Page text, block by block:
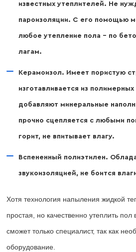
известных утеплителей. Не
пароизоляции. С его помощью
любое утепление пола – по
лагам.
Керамоизол. Имеет пористую
изготавливается из
добавляют минеральные
прочно сцепляется с любыми
горит, не впитывает влагу.
Вспененный полиэтилен.
звукоизоляцией, не боится
Хотя технология напыления жидкой
простая, но качественно утеплить
сможет только специалист, так как
оборудование.